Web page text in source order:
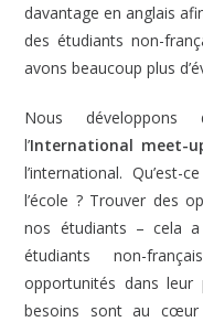
davantage en anglais
des étudiants non-
avons beaucoup plus
Nous
l’International meet-
l’international.
l’école ? Trouver des
nos étudiants – cela
étudiants non-
opportunités dans
besoins sont au cœur